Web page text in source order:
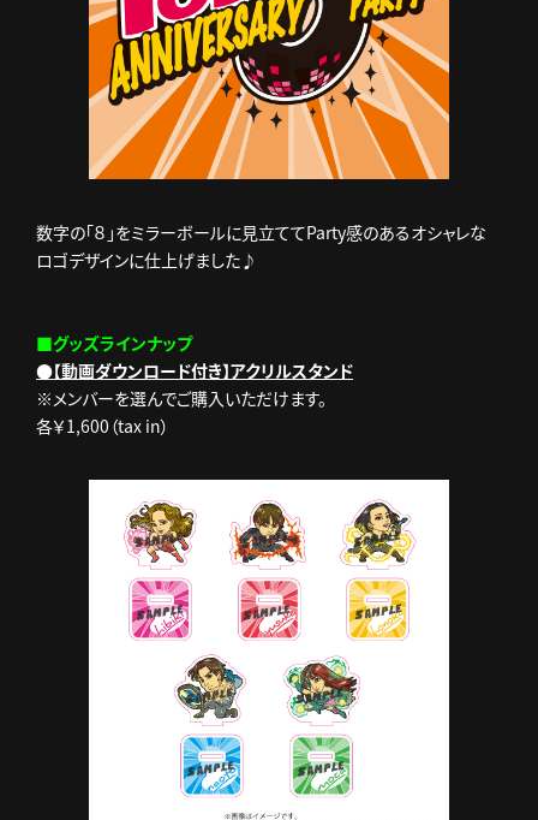
数字の「８」をミラーボールに見立ててParty感のあるオシャレな
ロゴデザインに仕上げました♪
■グッズラインナップ
●【動画ダウンロード付き】アクリルスタンド
※メンバーを選んでご購入いただけます。
各￥1,600（tax in）